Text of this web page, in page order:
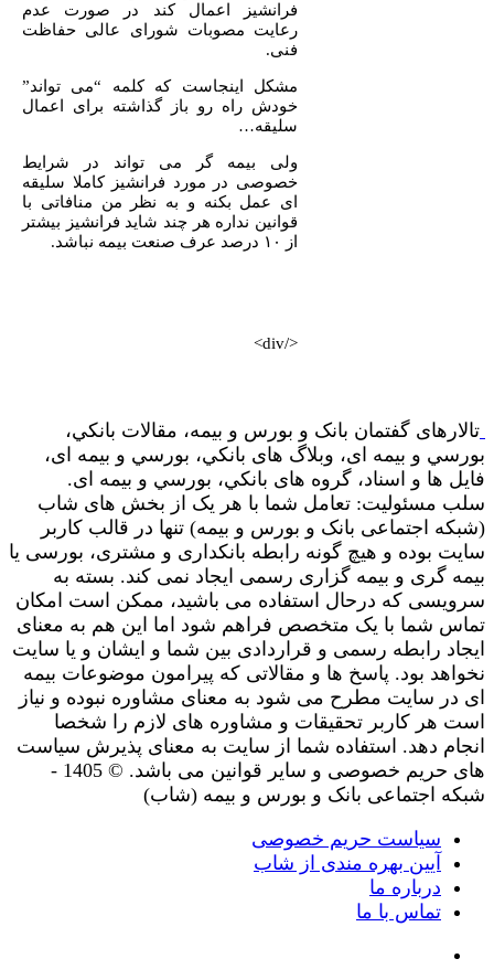
فرانشیز اعمال کند در صورت عدم
رعایت مصوبات شورای عالی حفاظت
فنی.
مشکل اینجاست که کلمه “می تواند”
خودش راه رو باز گذاشته برای اعمال
سلیقه…
ولی بیمه گر می تواند در شرایط
خصوصی در مورد فرانشیز کاملا سلیقه
ای عمل بکنه و به نظر من منافاتی با
قوانین نداره هر چند شاید فرانشیز بیشتر
از ۱۰ درصد عرف صنعت بیمه نباشد.
</div>
تالارهای گفتمان بانک و بورس و بیمه، مقالات بانکي،
بورسي و بیمه ای، وبلاگ های بانکي، بورسي و بیمه ای،
فایل ها و اسناد، گروه های بانکي، بورسي و بیمه ای.
سلب مسئولیت: تعامل شما با هر یک از بخش های شاب
(شبکه اجتماعی بانک و بورس و بیمه) تنها در قالب کاربر
سایت بوده و هیچ گونه رابطه بانکداری و مشتری، بورسی یا
بیمه گری و بیمه گزاری رسمی ایجاد نمی کند. بسته به
سرویسی که درحال استفاده می باشید، ممکن است امکان
تماس شما با یک متخصص فراهم شود اما این هم به معنای
ایجاد رابطه رسمی و قراردادی بین شما و ایشان و یا سایت
نخواهد بود. پاسخ ها و مقالاتی که پیرامون موضوعات بیمه
ای در سایت مطرح می شود به معنای مشاوره نبوده و نیاز
است هر کاربر تحقیقات و مشاوره های لازم را شخصا
انجام دهد. استفاده شما از سایت به معنای پذیرش سیاست
های حریم خصوصی و سایر قوانین می باشد. © 1405 -
شبکه اجتماعی بانک و بورس و بیمه (شاب)
سیاست حریم خصوصی
آیین بهره مندی از شاب
درباره ما
تماس با ما